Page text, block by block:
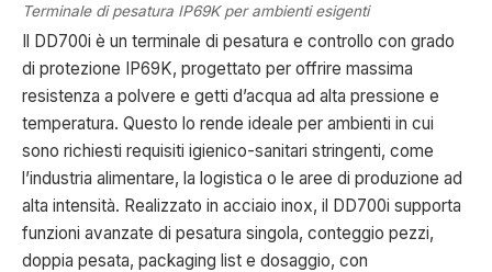
Terminale di pesatura IP69K per ambienti esigenti
Il DD700i è un terminale di pesatura e controllo con grado
di protezione IP69K, progettato per offrire massima
resistenza a polvere e getti d’acqua ad alta pressione e
temperatura. Questo lo rende ideale per ambienti in cui
sono richiesti requisiti igienico-sanitari stringenti, come
l’industria alimentare, la logistica o le aree di produzione ad
alta intensità. Realizzato in acciaio inox, il DD700i supporta
funzioni avanzate di pesatura singola, conteggio pezzi,
doppia pesata, packaging list e dosaggio, con